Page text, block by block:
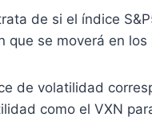
de si el índice
que se moverá en
de volatilidad
como el VXN